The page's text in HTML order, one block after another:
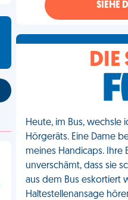
SIEHE
DIE
Heute, im Bus, wechsle
Hörgeräts. Eine Dame
meines Handicaps.
unverschämt, dass sie
aus dem Bus eskortiert
Haltestellenansage